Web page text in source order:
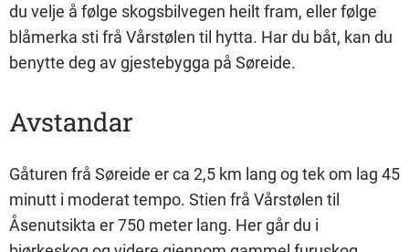
du velje å følge skogsbilvegen heilt fram, eller følge
blåmerka sti frå Vårstølen til hytta. Har du båt, kan du
benytte deg av gjestebygga på Søreide.
Avstandar
Gåturen frå Søreide er ca 2,5 km lang og tek om lag 45
minutt i moderat tempo. Stien frå Vårstølen til
Åsenutsikta er 750 meter lang. Her går du i